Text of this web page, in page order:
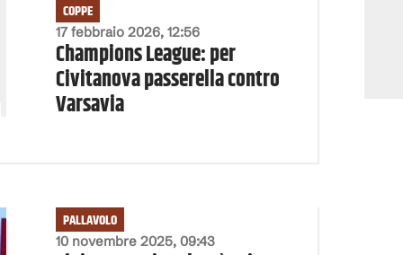
17 febbraio 2026, 12:56
COPPE
Champions League: per
Civitanova passerella contro
Varsavia
10 novembre 2025, 09:43
PALLAVOLO